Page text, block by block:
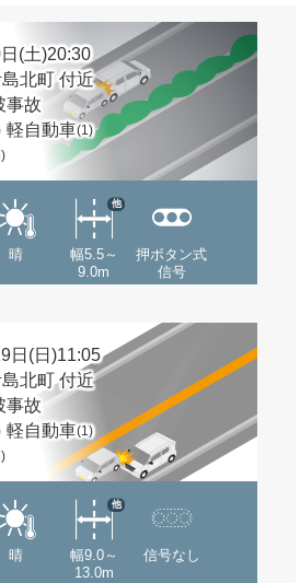
(土)20:30
北町 付近
事故
軽自動車(1)
晴
幅5.5～
9.0m
他
押ボタン式
信号
日(日)11:05
北町 付近
事故
軽自動車(1)
晴
幅9.0～
13.0m
他
信号なし